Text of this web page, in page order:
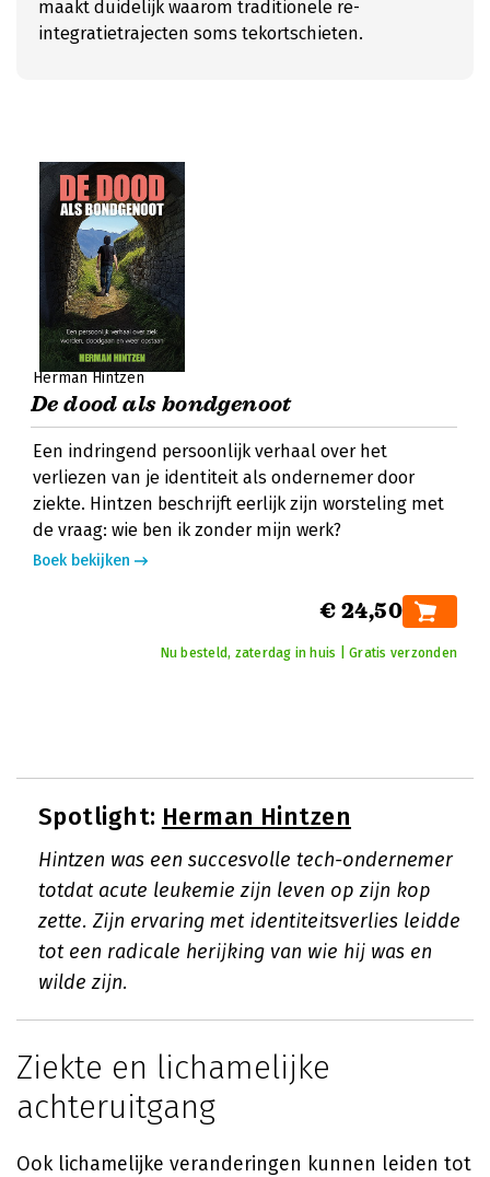
maakt duidelijk waarom traditionele re-
integratietrajecten soms tekortschieten.
Herman Hintzen
De dood als bondgenoot
Een indringend persoonlijk verhaal over het
verliezen van je identiteit als ondernemer door
ziekte. Hintzen beschrijft eerlijk zijn worsteling met
de vraag: wie ben ik zonder mijn werk?
Boek bekijken
€ 24,50
Nu besteld, zaterdag in huis | Gratis verzonden
Spotlight: Herman Hintzen
Hintzen was een succesvolle tech-ondernemer
totdat acute leukemie zijn leven op zijn kop
zette. Zijn ervaring met identiteitsverlies leidde
tot een radicale herijking van wie hij was en
wilde zijn.
Ziekte en lichamelijke
achteruitgang
Ook lichamelijke veranderingen kunnen leiden tot